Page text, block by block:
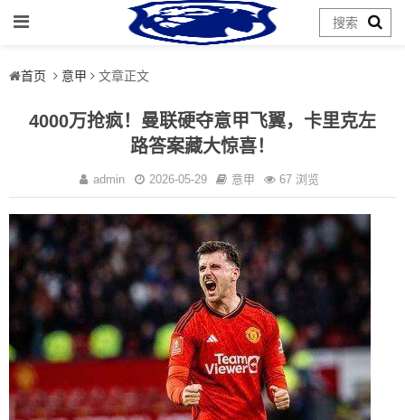
首页 意甲 文章正文
4000万抢疯！曼联硬夺意甲飞翼，卡里克左
路答案藏大惊喜！
admin 2026-05-29 意甲 67 浏览